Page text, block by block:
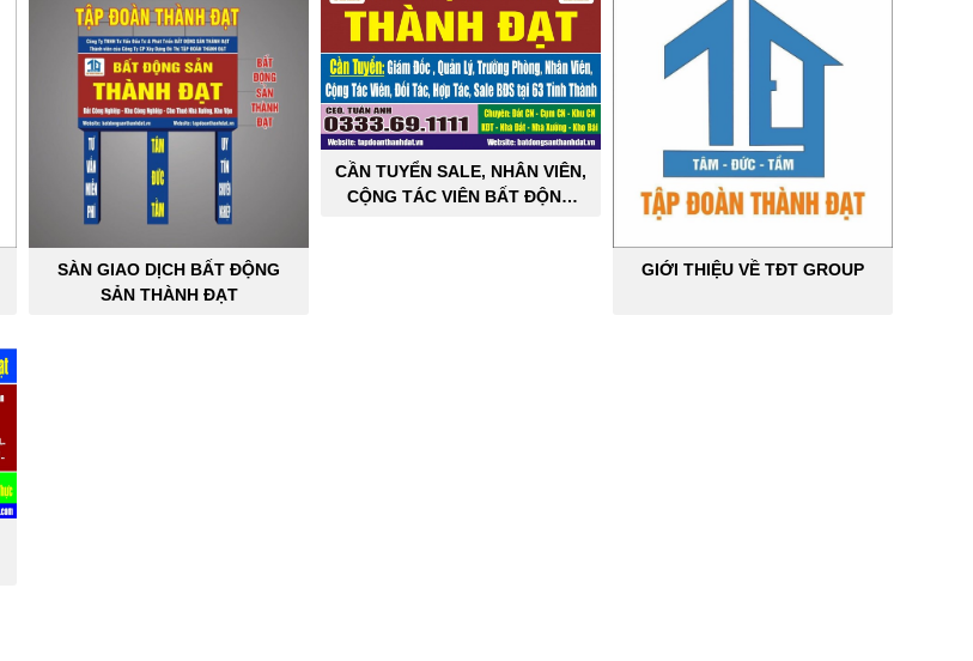
SÀN GIAO DỊCH BẤT ĐỘNG
SẢN THÀNH ĐẠT
CẦN TUYỂN SALE, NHÂN VIÊN,
CỘNG TÁC VIÊN BẤT ĐỘNG
GIỚI THIỆU VỀ TĐT GROUP